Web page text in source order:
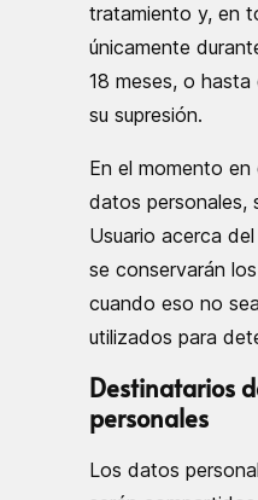
tratamiento y, en
únicamente
18 meses, o hasta
su supresión.
En el momento
datos personales,
Usuario acerca
se conservarán
cuando eso no
utilizados para
Destinatarios
personales
Los datos